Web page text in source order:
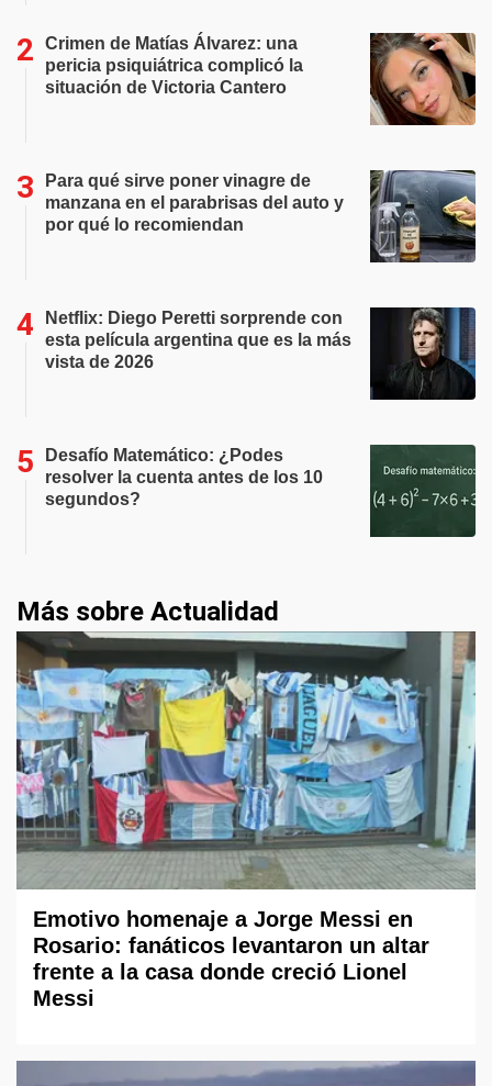
Crimen de Matías Álvarez: una
pericia psiquiátrica complicó la
situación de Victoria Cantero
Para qué sirve poner vinagre de
manzana en el parabrisas del auto y
por qué lo recomiendan
Netflix: Diego Peretti sorprende con
esta película argentina que es la más
vista de 2026
Desafío Matemático: ¿Podes
resolver la cuenta antes de los 10
segundos?
Más sobre Actualidad
Emotivo homenaje a Jorge Messi en
Rosario: fanáticos levantaron un altar
frente a la casa donde creció Lionel
Messi